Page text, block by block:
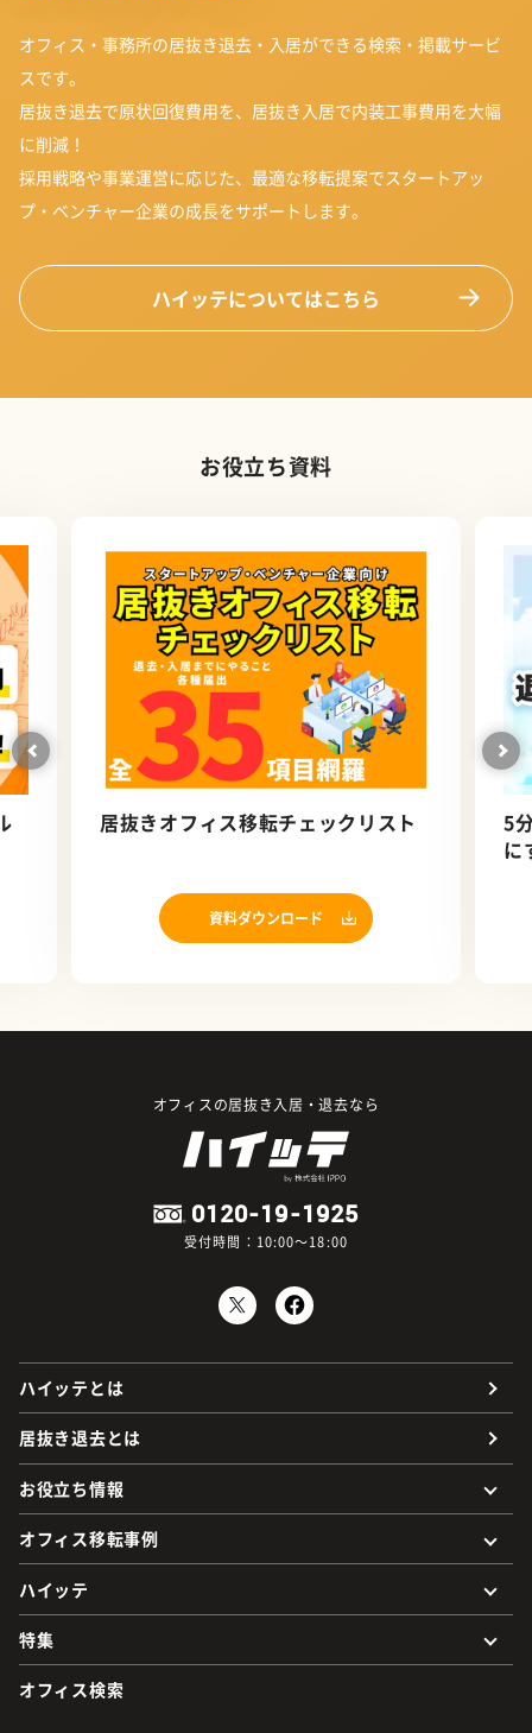
オフィス・事務所の居抜き退去・入居ができる検索・掲載サービ
スです。
居抜き退去で原状回復費用を、居抜き入居で内装工事費用を大幅
に削減！
採用戦略や事業運営に応じた、最適な移転提案でスタートアッ
プ・ベンチャー企業の成長をサポートします。
ハイッテについてはこちら
お役立ち資料
居抜きオフィス移転チェックリスト
資料ダウンロード
5
に
オフィスの居抜き入居・退去なら
0120-19-1925
受付時間：10:00～18:00
ハイッテとは
居抜き退去とは
お役立ち情報
オフィス移転事例
ハイッテ
特集
オフィス検索